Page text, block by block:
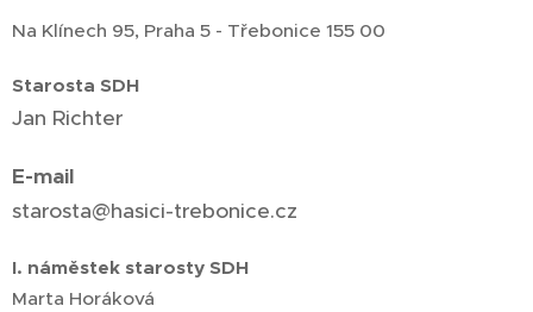
Na Klínech 95, Praha 5 - Třebonice 155 00
Starosta SDH
Jan Richter
E-mail
starosta@hasici-trebonice.cz
I. náměstek starosty SDH
Marta Horáková